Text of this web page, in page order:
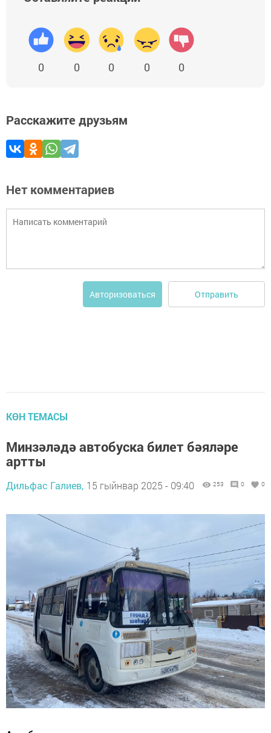
0 0 0 0 0
Расскажите друзьям
Нет комментариев
Авторизоваться Отправить
КӨН ТЕМАСЫ
Минзәләдә автобуска билет бәяләре
артты
Дильфас Галиев, 15 гыйнвар 2025 - 09:40 253 0 0